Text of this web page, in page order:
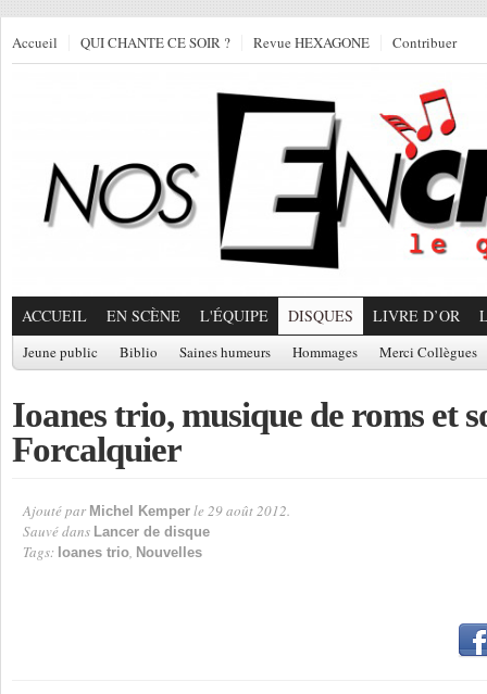
Accueil QUI CHANTE CE SOIR ? Revue HEXAGONE Contribuer
ACCUEIL EN SCÈNE L'ÉQUIPE DISQUES LIVRE D’OR
Jeune public Biblio Saines humeurs Hommages Merci Collègues
Ioanes trio, musique de roms et
Forcalquier
Ajouté par Michel Kemper le 29 août 2012.
Sauvé dans Lancer de disque
Tags: Ioanes trio, Nouvelles